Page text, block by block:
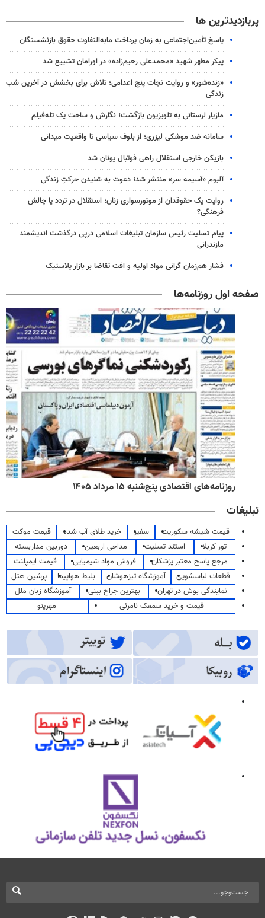
پربازدیدترین ها
پاسخ تأمین‌اجتماعی به زمان پرداخت مابه‌التفاوت حقوق بازنشستگان
پیکر مطهر شهید «محمدعلی رحیم‌زاده» در اورامان تشییع شد
«زنده‌شور» و روایت نجات پنج اعدامی؛ تلاش برای بخشش در آخرین شب
زندگی
مازیار لرستانی به تلویزیون بازگشت؛ نگارش و ساخت یک تله‌فیلم
سامانه ضد موشکی لیزری؛ از بلوف سیاسی تا واقعیت میدانی
بازیکن خارجی استقلال راهی فوتبال یونان شد
آلبوم «آسیمه سر» منتشر شد؛ دعوت به شنیدن حرکتِ زندگی
روایت یک حقوقدان از موتورسواری زنان؛ استقلال در تردد یا چالش
فرهنگی؟
پیام تسلیت رئیس سازمان تبلیغات اسلامی درپی درگذشت اندیشمند
مازندرانی
فشار هم‌زمان گرانی مواد اولیه و افت تقاضا بر بازار پلاستیک
صفحه اول روزنامه‌ها
روزنامه‌های اقتصادی پنج‌شنبه ۱۵ مرداد ۱۴۰۵
تبلیغات
قیمت شیشه سکوریت سفیر خرید طلای آب شده
قیمت موکت
تور کربلا
استند تسلیت مداحی اربعین
دوربین مداربسته
مرجع پاسخ معتبر پزشکان
فروش مواد شیمیایی
قیمت ایمپلنت
قطعات لباسشویی
آموزشگاه تیزهوشان بلیط هواپیما
پرشین هتل
نمایندگی بوش در تهران
بهترین جراح بینی
آموزشگاه زبان ملل
قیمت و خرید سمعک نامرئی
مهرینو